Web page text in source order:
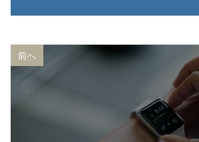
前へ